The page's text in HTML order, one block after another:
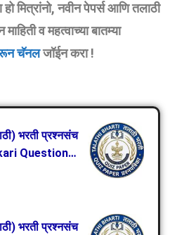
मित्रांनो, नवीन पेपर्स आणि तलाठी
व महत्वाच्या बातम्या
चॅनलजॉईन करा !
भरती प्रश्नसंच
Question
भरती प्रश्नसंच